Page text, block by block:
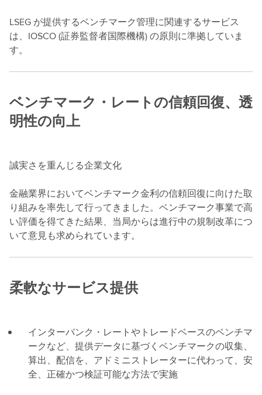
LSEG が提供するベンチマーク管理に関連するサービス
は、IOSCO (証券監督者国際機構) の原則に準拠していま
す。
ベンチマーク・レートの信頼回復、透
明性の向上
誠実さを重んじる企業文化
金融業界においてベンチマーク金利の信頼回復に向けた取
り組みを率先して行ってきました。ベンチマーク事業で高
い評価を得てきた結果、当局からは進行中の規制改革につ
いて意見も求められています。
柔軟なサービス提供
インターバンク・レートやトレードベースのベンチマ
ークなど、提供データに基づくベンチマークの収集、
算出、配信を、アドミニストレーターに代わって、安
全、正確かつ検証可能な方法で実施